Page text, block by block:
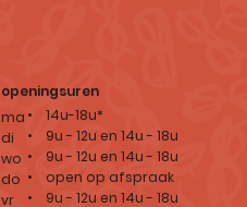
ma
di
wo
do
vr
• 14u-18u*
• 9u - 12u en 14u - 18u
• 9u - 12u en 14u - 18u
• open op afspraak
• 9u - 12u en 14u - 18u
openingsuren